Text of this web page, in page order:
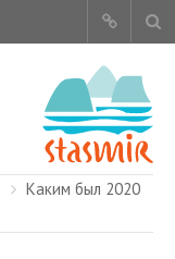
Каким был 2020